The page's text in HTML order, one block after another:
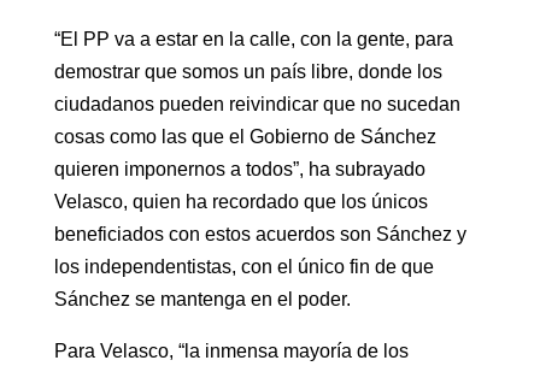
“El PP va a estar en la calle, con la gente, para
demostrar que somos un país libre, donde los
ciudadanos pueden reivindicar que no sucedan
cosas como las que el Gobierno de Sánchez
quieren imponernos a todos”, ha subrayado
Velasco, quien ha recordado que los únicos
beneficiados con estos acuerdos son Sánchez y
los independentistas, con el único fin de que
Sánchez se mantenga en el poder.
Para Velasco, “la inmensa mayoría de los